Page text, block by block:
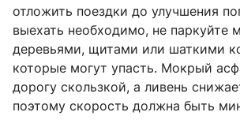
отложить поездки до улучшения
выехать необходимо, не паркуйте
деревьями, щитами или шаткими
которые могут упасть. Мокрый
дорогу скользкой, а ливень
поэтому скорость должна быть